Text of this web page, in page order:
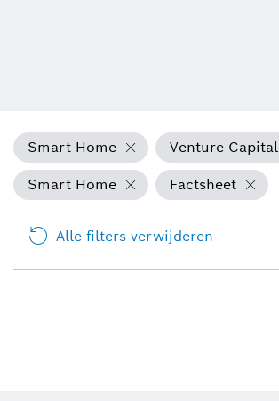
Smart Home
Venture Capital
Smart Home
Factsheet
Alle filters verwijderen